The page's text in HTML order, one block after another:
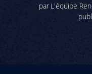
par L'équipe